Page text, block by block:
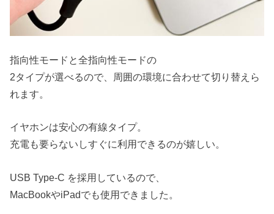
指向性モードと全指向性モードの
2タイプが選べるので、周囲の環境に合わせて切り替えら
れます。
イヤホンは安心の有線タイプ。
充電も要らないしすぐに利用できるのが嬉しい。
USB Type-C を採用しているので、
MacBookやiPadでも使用できました。